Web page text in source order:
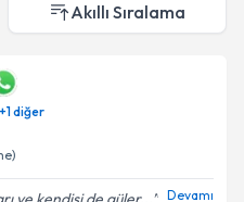
Akıllı Sıralama
+1diğer
Devamı